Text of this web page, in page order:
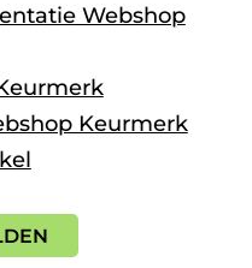
Webshop
Keurmerk